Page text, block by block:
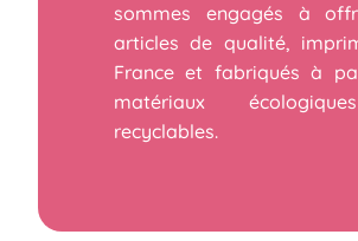
sommes engagés à
articles de qualité,
France et fabriqués à
matériaux
recyclables.